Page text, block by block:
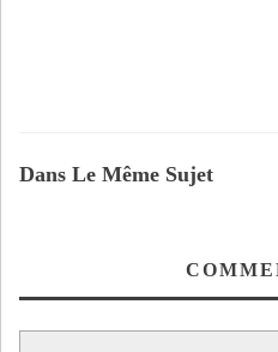
Dans Le Même Sujet